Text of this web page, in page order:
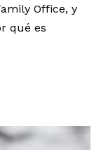
Office, y
qué es